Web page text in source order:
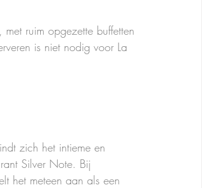
ruim opgezette buffetten
is niet nodig voor La
zich het intieme en
Silver Note. Bij
het meteen aan als een